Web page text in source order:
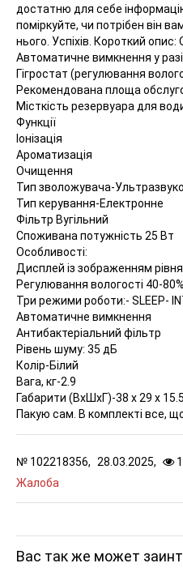
достатню для себе
поміркуйте, чи потрібен він
нього. Успіхів. Короткий опис:
Автоматичне вимкнення у разі
Гігростат (регулювання
Рекомендована площа
Місткість резервуара для
Функції
Іонізація
Ароматизація
Очищення
Тип зволожувача-
Тип керування-Електронне
Фільтр Вугільний
Споживана потужність 25 Вт
Особливості:
Дисплей із зображенням рівня
Регулювання вологості 40-80%
Три режими роботи:- SLEEP-
Автоматичне вимкнення
Антибактеріальний фільтр
Рівень шуму: 35 дБ
Колір-Білий
Вага, кг-2.9
Габарити (ВхШхГ)-38 х 29 х
Пакую сам. В комплекті все,
№ 102218356, 28.03.2025,
Жалоба
Вас так же может